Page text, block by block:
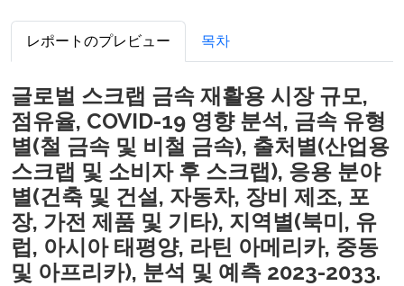
レポートのプレビュー 목차
글로벌 스크랩 금속 재활용 시장 규모,
점유율, COVID-19 영향 분석, 금속 유형
별(철 금속 및 비철 금속), 출처별(산업용
스크랩 및 소비자 후 스크랩), 응용 분야
별(건축 및 건설, 자동차, 장비 제조, 포
장, 가전 제품 및 기타), 지역별(북미, 유
럽, 아시아 태평양, 라틴 아메리카, 중동
및 아프리카), 분석 및 예측 2023-2033.